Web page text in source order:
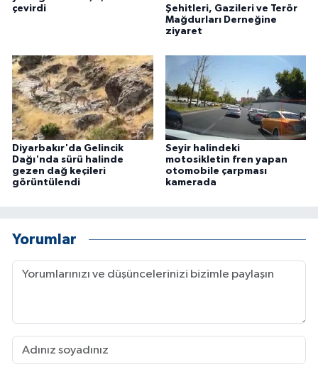
çevirdi
Şehitleri, Gazileri ve Terör
Mağdurları Derneğine
ziyaret
Diyarbakır'da Gelincik
Dağı'nda sürü halinde
gezen dağ keçileri
görüntülendi
Seyir halindeki
motosikletin fren yapan
otomobile çarpması
kamerada
Yorumlar